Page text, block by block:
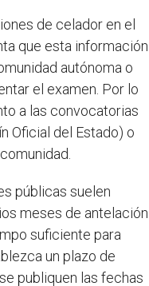
de celador en el
que esta información
autónoma o
el examen. Por lo
a las convocatorias
Oficial del Estado) o
públicas suelen
meses de antelación
suficiente para
un plazo de
publiquen las fechas